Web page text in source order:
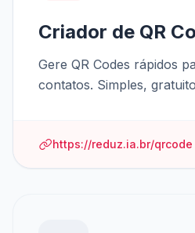
Criador de QR
Gere QR Codes rápidos
contatos. Simples,
https://reduz.ia.br/qrcode